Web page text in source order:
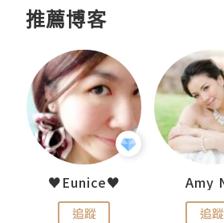
推薦博客
♥Eunice♥
追蹤
Amy
追蹤